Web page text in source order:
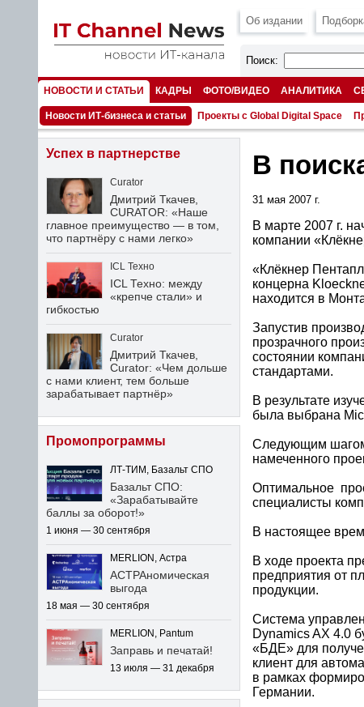
Об издании
Поиск:
НОВОСТИ И СТАТЬИ КАДРЫ ФОТО/ВИДЕО АНАЛИТИКА
НОМЕРА
Новости ИТ-бизнеса и статьи Проекты с Global Digital Space
В
31 мая 2007 г.
В марте 2007 г.
компании
«Клёкнер
концерна
находится в
Запустив
прозрачного
состоянии
стандартами.
В результате
была выбрана
Следующим шагом
намеченного
Оптимальное
специалисты
В настоящее
В ходе проекта
предприятия от
продукции.
Система
Dynamics AX 4.0
«БДЕ» для
клиент для
в рамках
Германии.
Успех в партнерстве
Curator
Дмитрий Ткачев,
CURATOR: «Наше
главное преимущество — в том,
что партнёру с нами легко»
ICL Техно
ICL Техно: между
«крепче стали» и
гибкостью
Curator
Дмитрий Ткачев,
Curator: «Чем дольше
с нами клиент, тем больше
зарабатывает партнёр»
Промопрограммы
ЛТ-ТИМ, Базальт СПО
Базальт СПО:
«Зарабатывайте
баллы за оборот!»
1 июня — 30 сентября
MERLION, Астра
АСТРАномическая
выгода
18 мая — 30 сентября
MERLION, Pantum
Заправь и печатай!
13 июля — 31 декабря